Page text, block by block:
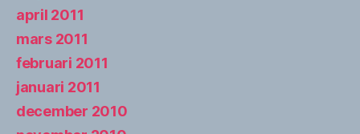
april 2011
mars 2011
februari 2011
januari 2011
december 2010